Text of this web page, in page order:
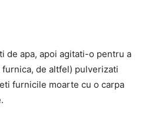
de apa, apoi agitati-o pentru a
de altfel) pulverizati
furnicile moarte cu o carpa